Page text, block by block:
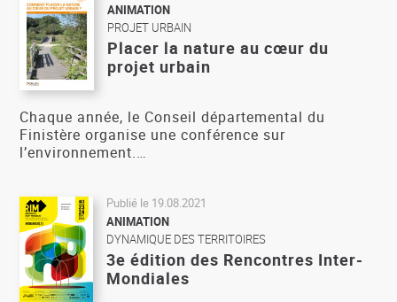
ANIMATION
PROJET URBAIN
Placer la nature au cœur du
projet urbain
Chaque année, le Conseil départemental du
Finistère organise une conférence sur
l’environnement.…
Publié le 19.08.2021
ANIMATION
DYNAMIQUE DES TERRITOIRES
3e édition des Rencontres Inter-
Mondiales